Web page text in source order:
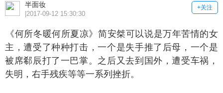
半面妆 +关注
|2017-09-12 15:30:30
所冬暖何所夏凉》简安桀可以说是万年苦情的女
主，遭受了种种打击，一个是失手推了后母，一个是
被席郗辰打了一巴掌。之后又去到国外，遭受车祸，
失明，右手残疾等等一系列挫折。